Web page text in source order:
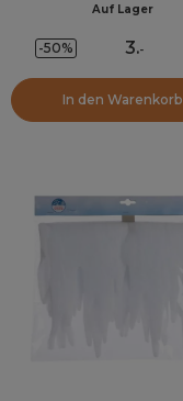
Auf Lager
-50% 3.-
In den Warenkorb